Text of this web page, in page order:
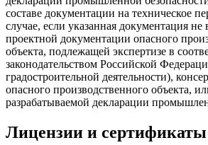
составе документации на техническое
случае, если указанная документация не
проектной документации опасного
объекта, подлежащей экспертизе в
законодательством Российской
градостроительной деятельности),
опасного производственного объекта,
разрабатываемой декларации
Лицензии и